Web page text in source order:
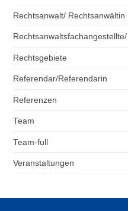
Rechtsanwalt/ Rechtsanwältin
Rechtsgebiete
Referendar/Referendarin
Referenzen
Team
Team-full
Veranstaltungen